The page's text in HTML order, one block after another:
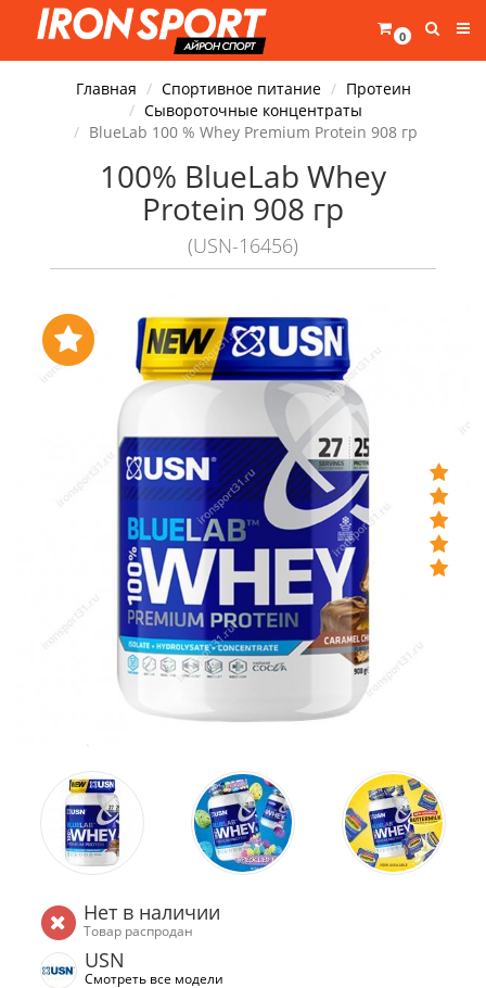
0
Главная Спортивное питание
Протеин
Сывороточные концентраты
BlueLab 100 % Whey Premium Protein 908 гр
100% BlueLab Whey
Protein 908 гр
(USN-16456)
Нет в наличии
Товар распродан
USN
Смотреть все модели